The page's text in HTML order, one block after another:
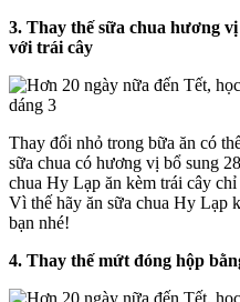
3. Thay thế sữa chua hương
với trái cây
Thay đổi nhỏ trong bữa ăn có
sữa chua có hương vị bổ sung
chua Hy Lạp ăn kèm trái cây
Vì thế hãy ăn sữa chua Hy Lạp
bạn nhé!
4. Thay thế mứt đóng hộp